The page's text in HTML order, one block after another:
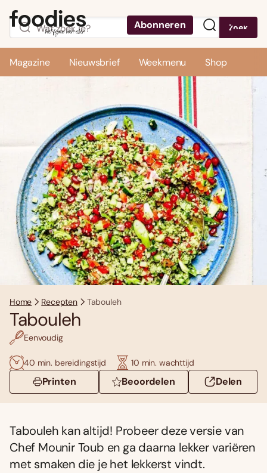
Abonneren Zoek
Magazine Nieuwsbrief Weekmenu Shop
Home Recepten Tabouleh
Tabouleh
Eenvoudig
40 min. bereidingstijd 10 min. wachttijd
Printen Beoordelen Delen
Tabouleh kan altijd! Probeer deze versie van
Chef Mounir Toub en ga daarna lekker variëren
met smaken die je het lekkerst vindt.